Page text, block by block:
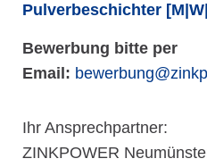
Pulverbeschichter
Bewerbung bitte per
Email:
Ihr Ansprechpartner:
ZINKPOWER